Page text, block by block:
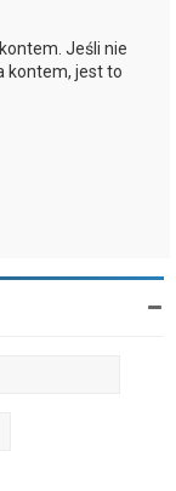
Jeśli nie
kontem, jest to